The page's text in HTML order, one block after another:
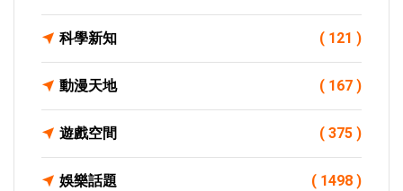
科學新知 ( 121 )
動漫天地 ( 167 )
遊戲空間 ( 375 )
娛樂話題 ( 1498 )